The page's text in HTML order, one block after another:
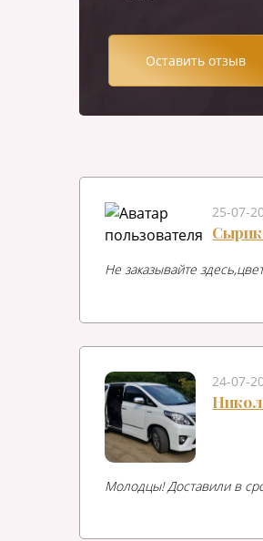
Оставить отзыв
25-07-
Не заказывайте
24-07-
Молодцы! Доставили в